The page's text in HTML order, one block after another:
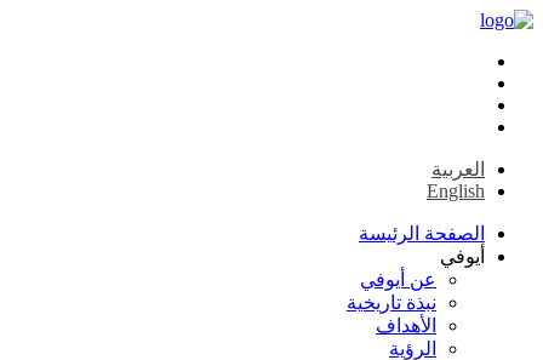
العربية
English
الصفحة الرئيسة
أيوفي
عن أيوفي
نبذة تاريخية
الأهداف
الرؤية